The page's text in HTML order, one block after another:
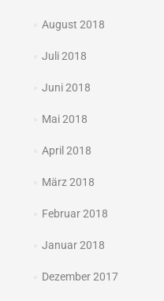
August 2018
Juli 2018
Juni 2018
Mai 2018
April 2018
März 2018
Februar 2018
Januar 2018
Dezember 2017